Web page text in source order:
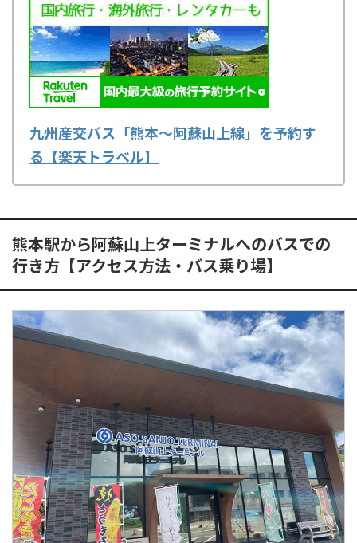
九州産交バス「熊本～阿蘇山上線」を予約す
る【楽天トラベル】
熊本駅から阿蘇山上ターミナルへのバスでの
行き方【アクセス方法・バス乗り場】